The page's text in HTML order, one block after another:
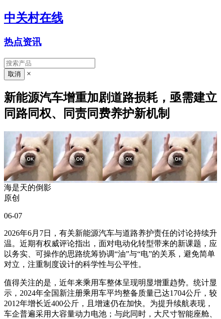
中关村在线
热点资讯
×
新能源汽车增重加剧道路损耗，亟需建立
同路同权、同责同费养护新机制
海是天的倒影
原创
06-07
2026年6月7日，有关新能源汽车与道路养护责任的讨论持续升
温。近期有权威评论指出，面对电动化转型带来的新课题，应
以务实、可操作的思路统筹协调“油”与“电”的关系，避免简单
对立，注重制度设计的科学性与公平性。
值得关注的是，近年来乘用车整体呈现明显增重趋势。统计显
示，2024年全国新注册乘用车平均整备质量已达1704公斤，较
2012年增长近400公斤，且增速仍在加快。为提升续航表现，
车企普遍采用大容量动力电池；与此同时，大尺寸智能座舱、